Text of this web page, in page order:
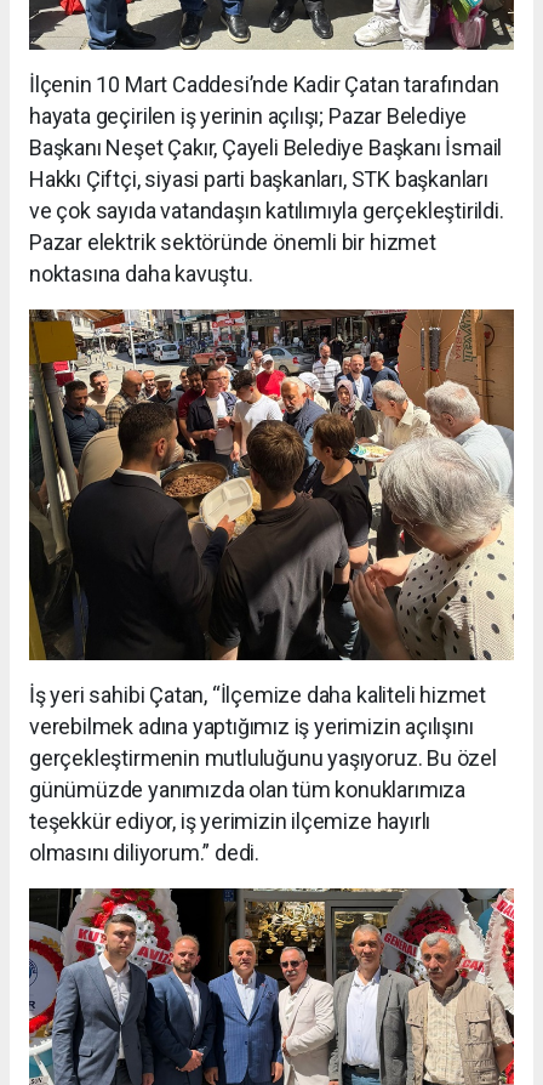
İlçenin 10 Mart Caddesi’nde Kadir Çatan tarafından
hayata geçirilen iş yerinin açılışı; Pazar Belediye
Başkanı Neşet Çakır, Çayeli Belediye Başkanı İsmail
Hakkı Çiftçi, siyasi parti başkanları, STK başkanları
ve çok sayıda vatandaşın katılımıyla gerçekleştirildi.
Pazar elektrik sektöründe önemli bir hizmet
noktasına daha kavuştu.
İş yeri sahibi Çatan, “İlçemize daha kaliteli hizmet
verebilmek adına yaptığımız iş yerimizin açılışını
gerçekleştirmenin mutluluğunu yaşıyoruz. Bu özel
günümüzde yanımızda olan tüm konuklarımıza
teşekkür ediyor, iş yerimizin ilçemize hayırlı
olmasını diliyorum.” dedi.